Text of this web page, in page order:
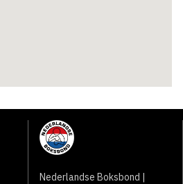
Nederlandse Boksbond |